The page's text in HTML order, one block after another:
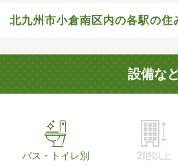
北九州市小倉南区内の各駅の住
設備な
バス・トイレ別 2階以上